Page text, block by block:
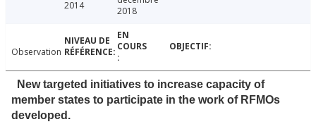
2014
2018
Observation
New targeted initiatives to increase capacity of
member states to participate in the work of RFMOs
developed.